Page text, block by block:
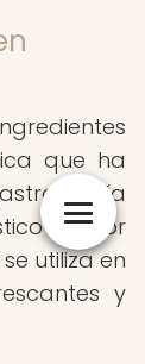
que ha
color
utiliza en
y